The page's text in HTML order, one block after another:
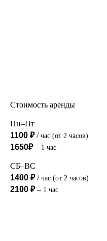
Стоимость аренды
Пн–Пт
1100 ₽ / час (от 2 часов)
1650₽ – 1 час
СБ–ВС
1400 ₽ / час (от 2 часов)
2100 ₽ – 1 час